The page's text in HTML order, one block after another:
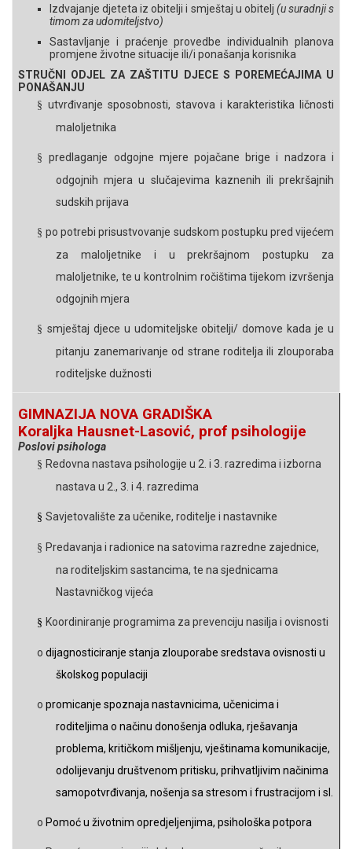
Izdvajanje djeteta iz obitelji i smještaj u obitelj (u suradnji s
timom za udomiteljstvo)
Sastavljanje i praćenje provedbe individualnih planova
promjene životne situacije ili/i ponašanja korisnika
STRUČNI ODJEL ZA ZAŠTITU DJECE S POREMEĆAJIMA U
PONAŠANJU
§ utvrđivanje sposobnosti, stavova i karakteristika ličnosti
maloljetnika
§
predlaganje odgojne mjere pojačane brige i nadzora i
odgojnih mjera u slučajevima kaznenih ili prekršajnih
sudskih prijava
§ po potrebi prisustvovanje sudskom postupku pred vijećem
za maloljetnike i u prekršajnom postupku za
maloljetnike, te u kontrolnim ročištima tijekom izvršenja
odgojnih mjera
§ smještaj djece u udomiteljske obitelji/ domove kada je u
pitanju zanemarivanje od strane roditelja ili zlouporaba
roditeljske dužnosti
GIMNAZIJA NOVA GRADIŠKA
Koraljka Hausnet-Lasović, prof psihologije
Poslovi psihologa
§ Redovna nastava psihologije u 2. i 3. razredima i izborna
nastava u 2., 3. i 4. razredima
§ Savjetovalište za učenike, roditelje i nastavnike
§ Predavanja i radionice na satovima razredne zajednice,
na roditeljskim sastancima, te na sjednicama
Nastavničkog vijeća
§ Koordiniranje programima za prevenciju nasilja i ovisnosti
o dijagnosticiranje stanja zlouporabe sredstava ovisnosti u
školskog populaciji
o promicanje spoznaja nastavnicima, učenicima i
roditeljima o načinu donošenja odluka, rješavanja
problema, kritičkom mišljenju, vještinama komunikacije,
odolijevanju društvenom pritisku, prihvatljivim načinima
samopotvrđivanja, nošenja sa stresom i frustracijom i sl.
o Pomoć u životnim opredjeljenjima, psihološka potpora